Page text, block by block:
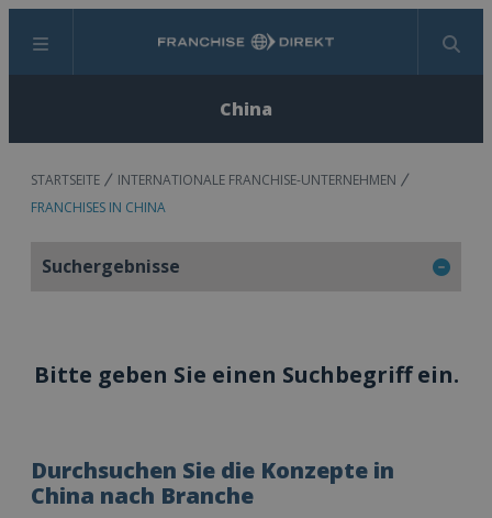
Menü Suchen
China
STARTSEITE
INTERNATIONALE FRANCHISE-UNTERNEHMEN
FRANCHISES IN CHINA
Suchergebnisse
Bitte geben Sie einen Suchbegriff ein.
Durchsuchen Sie die Konzepte in
China nach Branche